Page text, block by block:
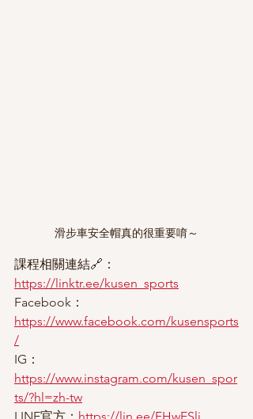
滑步車安全帽真的很重要唷～
課程相關連結🔗：
https://linktr.ee/kusen_sports
Facebook：
https://www.facebook.com/kusensports
/
IG：
https://www.instagram.com/kusen_spor
ts/?hl=zh-tw
LINE官方： https://lin.ee/FHwESli